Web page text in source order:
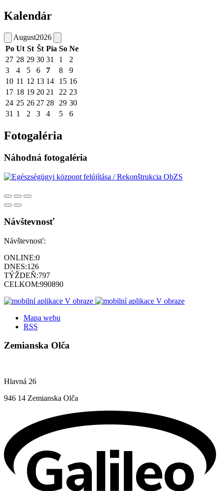
Kalendár
August2026
Po Ut St Št Pia So Ne
27 28 29 30 31 1
2
3
4 5 6 7 8
9
10 11 12 13 14 15 16
17 18 19 20 21 22 23
24 25 26 27 28 29 30
31 1 2 3 4 5 6
Fotogaléria
Náhodná fotogaléria
Návštevnosť
Návštevnosť:
ONLINE:0
DNES:126
TÝŽDEŇ:797
CELKOM:990890
Mapa webu
RSS
Zemianska Olča
Hlavná 26
946 14 Zemianska Olča